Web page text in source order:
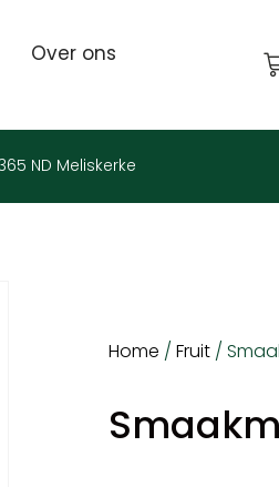
Over ons
ND Meliskerke
Home /Fruit /